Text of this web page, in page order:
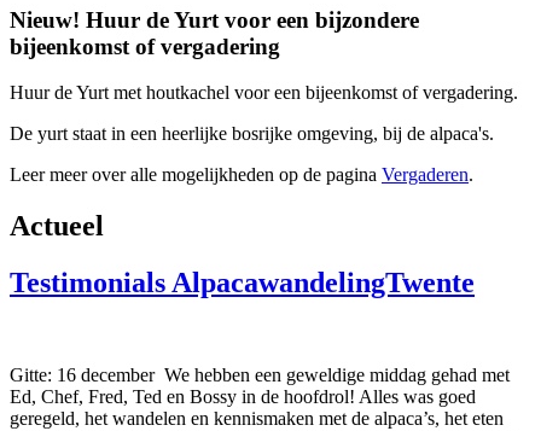
Nieuw! Huur de Yurt voor een bijzondere
bijeenkomst of vergadering
Huur de Yurt met houtkachel voor een bijeenkomst of vergadering.
De yurt staat in een heerlijke bosrijke omgeving, bij de alpaca's.
Leer meer over alle mogelijkheden op de pagina Vergaderen.
Actueel
Testimonials AlpacawandelingTwente
Gitte: 16 december We hebben een geweldige middag gehad met
Ed, Chef, Fred, Ted en Bossy in de hoofdrol! Alles was goed
geregeld, het wandelen en kennismaken met de alpaca’s, het eten